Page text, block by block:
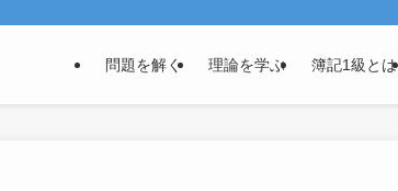
問題を解く 理論を学ぶ 簿記1級とは